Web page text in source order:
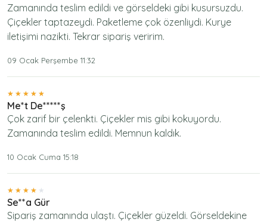
Zamanında teslim edildi ve görseldeki gibi kusursuzdu.
Çiçekler taptazeydi. Paketleme çok özenliydi. Kurye
iletişimi nazikti. Tekrar sipariş veririm.
09 Ocak Perşembe 11:32
Me*t De*****ş
Çok zarif bir çelenkti. Çiçekler mis gibi kokuyordu.
Zamanında teslim edildi. Memnun kaldık.
10 Ocak Cuma 15:18
Se**a Gür
Sipariş zamanında ulaştı. Çiçekler güzeldi. Görseldekine